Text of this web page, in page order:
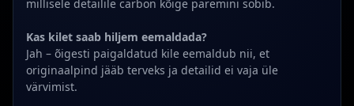
millisele detailile carbon kõige paremini sobib.
Kas kilet saab hiljem eemaldada?
Jah – õigesti paigaldatud kile eemaldub nii, et
originaalpind jääb terveks ja detailid ei vaja üle
värvimist.